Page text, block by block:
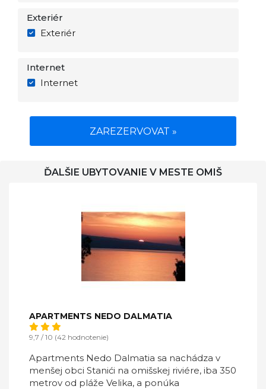
Exteriér
Exteriér
Internet
Internet
ZAREZERVOVAT »
ĎALŠIE UBYTOVANIE V MESTE OMIŠ
APARTMENTS NEDO DALMATIA
9,7 / 10 (42 hodnotenie)
Apartments Nedo Dalmatia sa nachádza v
menšej obci Stanići na omišskej riviére, iba 350
metrov od pláže Velika, a ponúka